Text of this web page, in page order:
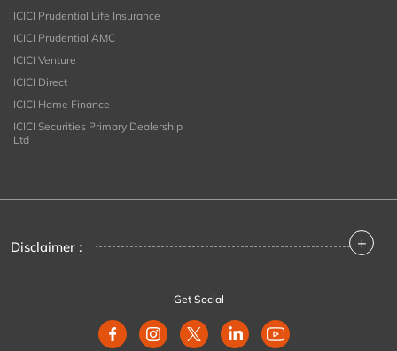
ICICI Prudential Life Insurance
ICICI Prudential AMC
ICICI Venture
ICICI Direct
ICICI Home Finance
ICICI Securities Primary Dealership
Ltd
Disclaimer : +
Get Social